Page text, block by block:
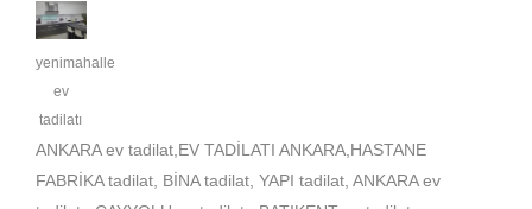
yenimahalle
ev
tadilatı
ANKARA ev tadilat,EV TADİLATI ANKARA,HASTANE
FABRİKA tadilat, BİNA tadilat, YAPI tadilat, ANKARA ev